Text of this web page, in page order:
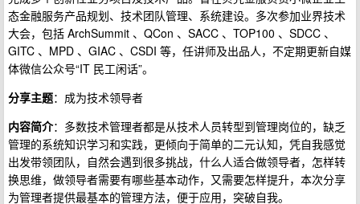
态金融服务产品规划、技术团队管理、系统建设。多次参加业界技术
大会，包括 ArchSummit 、QCon 、SACC 、TOP100 、SDCC 、
GITC 、MPD 、GIAC 、CSDI 等，任讲师及出品人，不定期更新自媒
体微信公众号“IT 民工闲话”。
分享主题：成为技术领导者
内容简介：多数技术管理者都是从技术人员转型到管理岗位的，缺乏
管理的系统知识学习和实践，更倾向于简单的二元认知，凭自我感觉
出发带领团队，自然会遇到很多挑战，什么人适合做领导者，怎样转
换思维，做领导者需要有哪些基本动作，又需要怎样提升，本次分享
为管理者提供最基本的管理方法，便于应用，突破自我。